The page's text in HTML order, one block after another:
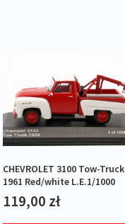
CHEVROLET 3100 Tow-Truck
1961 Red/white L.E.1/1000
119,00 zł